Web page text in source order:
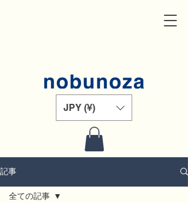
JPY (¥)
記事
全ての記事